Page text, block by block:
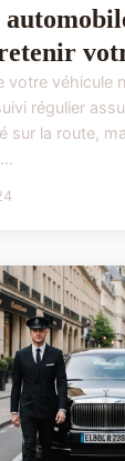
votre véhicule
régulier
sur la route,